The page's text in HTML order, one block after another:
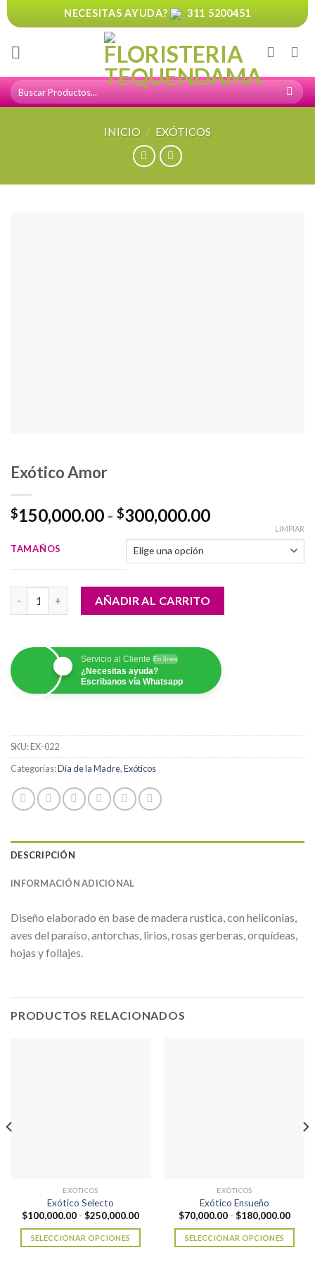
to
content
NECESITAS AYUDA? 311 5200451
Buscar
por:
INICIO / EXÓTICOS
Exótico Amor
$150,000.00 - $300,000.00Rango
desde
$150,000.00
$300,000.00
TAMAÑOS
LIMPIAR
Exótico Amor cantidadAÑADIR AL CARRITO
Servicio al Cliente En línea
¿Necesitas ayuda?
Escribanos vía Whatsapp
SKU:EX-022
Categorías:Día de la Madre,Exóticos
DESCRIPCIÓN
INFORMACIÓN ADICIONAL
Diseño elaborado en base de madera rustica, con heliconias,
aves del paraíso, antorchas, lirios, rosas gerberas, orquídeas,
hojas y follajes.
PRODUCTOS RELACIONADOS
EXÓTICOS
Exótico Selecto
$100,000.00 - $250,000.00Rango
precios:
SELECCIONAR OPCIONES
EXÓTICOS
Exótico Ensueño
$70,000.00 - $180,000.00
SELECCIONAR OPCIONES